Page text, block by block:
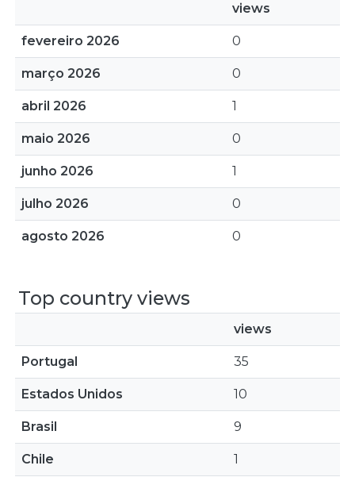
views
fevereiro 2026 0
março 2026 0
abril 2026 1
maio 2026 0
junho 2026 1
julho 2026 0
agosto 2026 0
Top country views
views
Portugal 35
Estados Unidos 10
Brasil 9
Chile 1